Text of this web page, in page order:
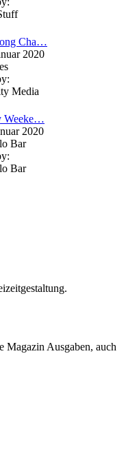
Cha…
2020
Media
Weeke…
2020
Bar
Bar
Magazin Ausgaben, auch